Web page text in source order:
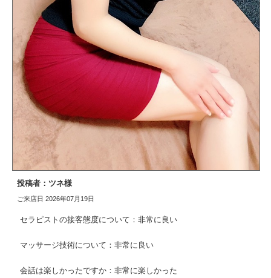
投稿者：ツネ様
ご来店日 2026年07月19日
セラピストの接客態度について：非常に良い
マッサージ技術について：非常に良い
会話は楽しかったですか：非常に楽しかった